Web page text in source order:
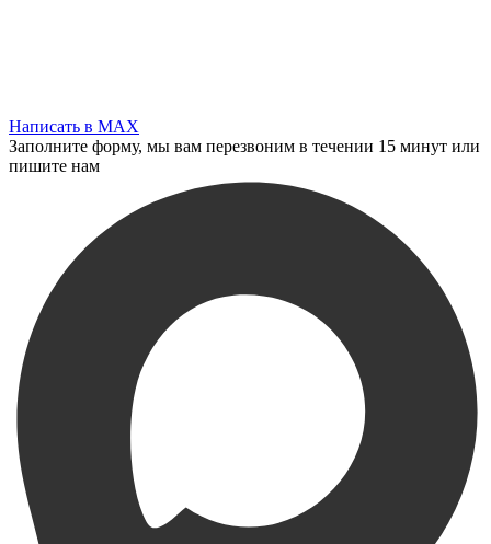
Написать в MAX
Заполните форму, мы вам перезвоним в течении 15 минут или
пишите нам